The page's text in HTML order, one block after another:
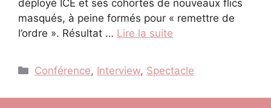
déployé ICE et ses cohortes de nouveaux flics
masqués, à peine formés pour « remettre de
l’ordre ». Résultat … Lire la suite
Catégories
Conférence, Interview, Spectacle